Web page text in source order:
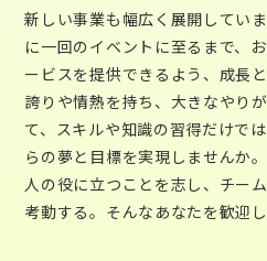
新しい事業も幅広く展開してい
に一回のイベントに至るまで、
ービスを提供できるよう、成長
誇りや情熱を持ち、大きなやり
て、スキルや知識の習得だけで
らの夢と目標を実現しませんか。
人の役に立つことを志し、チー
考動する。そんなあなたを歓迎し